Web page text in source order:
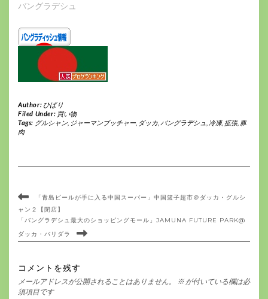
バングラデシュ
Author: ひばり
Filed Under: 買い物
Tags: グルシャン, ジャーマンブッチャー, ダッカ, バングラデシュ 冷凍, 拡張, 豚
肉
「青島ビールが手に入る中国スーパー」中国篮子超市＠ダッカ・グルシ
ャン２【閉店】
「バングラデシュ最大のショッピングモール」JAMUNA FUTURE PARK@
ダッカ・バリダラ
コメントを残す
メールアドレスが公開されることはありません。 ※ が付いている欄は必
須項目です